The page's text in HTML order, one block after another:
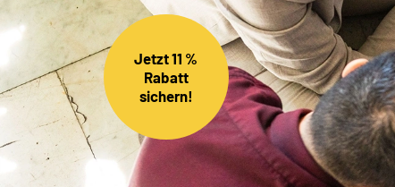
Jetzt 11 %
Rabatt
sichern!